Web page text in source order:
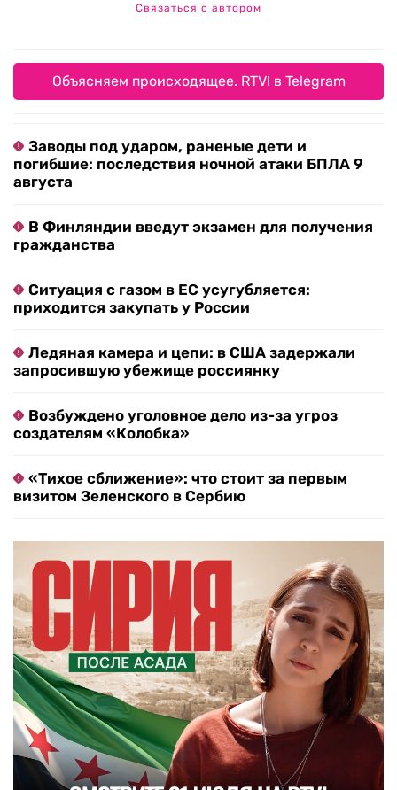
Связаться с автором
Объясняем происходящее. RTVI в Telegram
Заводы под ударом, раненые дети и
погибшие: последствия ночной атаки БПЛА 9
августа
В Финляндии введут экзамен для получения
гражданства
Ситуация с газом в ЕС усугубляется:
приходится закупать у России
Ледяная камера и цепи: в США задержали
запросившую убежище россиянку
Возбуждено уголовное дело из-за угроз
создателям «Колобка»
«Тихое сближение»: что стоит за первым
визитом Зеленского в Сербию